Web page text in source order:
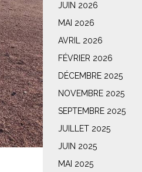
JUIN 2026
MAI 2026
AVRIL 2026
FÉVRIER 2026
DÉCEMBRE 2025
NOVEMBRE 2025
SEPTEMBRE 2025
JUILLET 2025
JUIN 2025
MAI 2025